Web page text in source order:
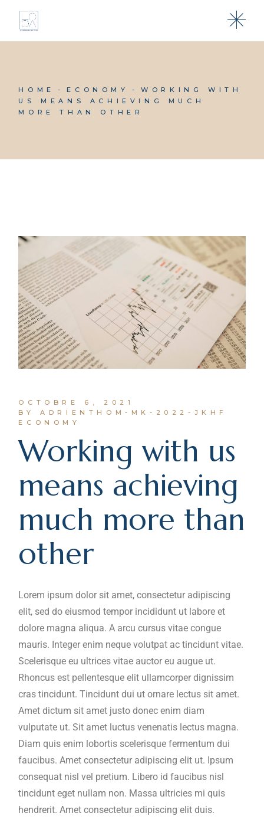
HOME ECONOMY
WORKING WITH
US MEANS ACHIEVING MUCH
MORE THAN OTHER
OCTOBRE 6, 2021
BY ADRIENTHOM-MK-2022-JKHF
ECONOMY
Working with us
means achieving
much more than
other
Lorem ipsum dolor sit amet, consectetur adipiscing
elit, sed do eiusmod tempor incididunt ut labore et
dolore magna aliqua. A arcu cursus vitae congue
mauris. Integer enim neque volutpat ac tincidunt vitae.
Scelerisque eu ultrices vitae auctor eu augue ut.
Rhoncus est pellentesque elit ullamcorper dignissim
cras tincidunt. Tincidunt dui ut ornare lectus sit amet.
Amet dictum sit amet justo donec enim diam
vulputate ut. Sit amet luctus venenatis lectus magna.
Diam quis enim lobortis scelerisque fermentum dui
faucibus. Amet consectetur adipiscing elit ut. Ipsum
consequat nisl vel pretium. Libero id faucibus nisl
tincidunt eget nullam non. Massa ultricies mi quis
hendrerit. Amet consectetur adipiscing elit duis.